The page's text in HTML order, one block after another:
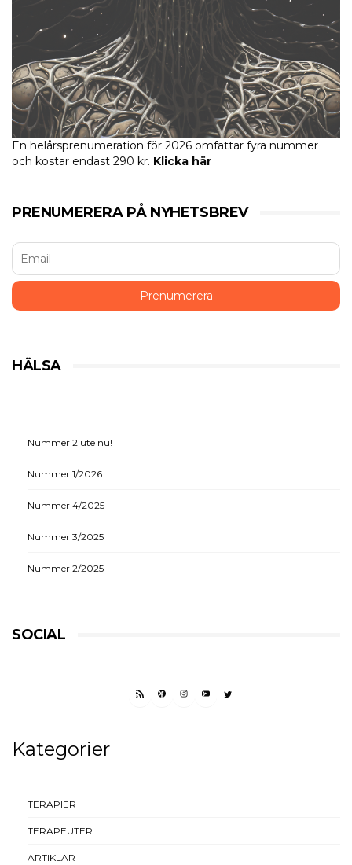
En helårsprenumeration för 2026 omfattar fyra nummer
och kostar endast 290 kr. Klicka här
PRENUMERERA PÅ NYHETSBREV
HÄLSA
Nummer 2 ute nu!
Nummer 1/2026
Nummer 4/2025
Nummer 3/2025
Nummer 2/2025
SOCIAL
RSS FEEDFACEBOOK
INSTAGRAM
YOUTUBETWITTER
Kategorier
TERAPIER
TERAPEUTER
ARTIKLAR